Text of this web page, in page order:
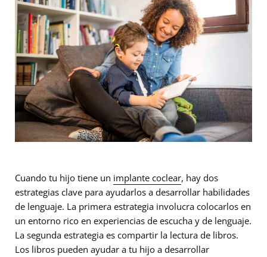
Cuando tu hijo tiene un implante coclear, hay dos
estrategias clave para ayudarlos a desarrollar habilidades
de lenguaje. La primera estrategia involucra colocarlos en
un entorno rico en experiencias de escucha y de lenguaje.
La segunda estrategia es compartir la lectura de libros.
Los libros pueden ayudar a tu hijo a desarrollar